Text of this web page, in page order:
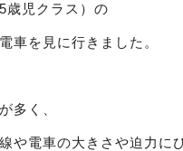
歳児クラス）の
車を見に行きました。
多く、
や電車の大きさや迫力に